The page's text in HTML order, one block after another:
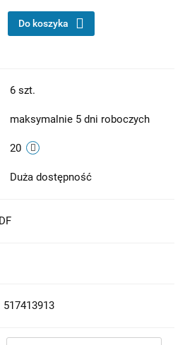
Do koszyka
6 szt.
maksymalnie 5 dni roboczych
20
Duża dostępność